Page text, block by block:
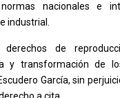
nacionales e
industrial.
de
y transformación de
García, sin